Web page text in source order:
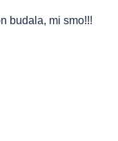
budala, mi smo!!!